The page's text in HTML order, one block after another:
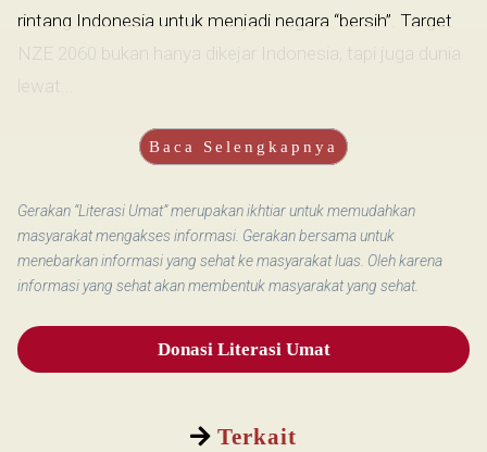
Terkait
rintang Indonesia untuk menjadi negara “bersih”. Target
NZE 2060 bukan hanya dikejar Indonesia, tapi juga dunia
lewat...
Baca Selengkapnya
Gerakan “Literasi Umat” merupakan ikhtiar untuk memudahkan
masyarakat mengakses informasi. Gerakan bersama untuk
menebarkan informasi yang sehat ke masyarakat luas. Oleh karena
informasi yang sehat akan membentuk masyarakat yang sehat.
Donasi Literasi Umat